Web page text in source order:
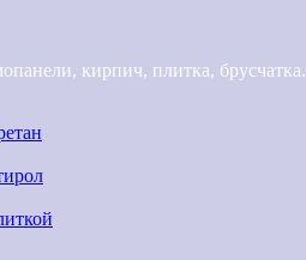
кирпич, плитка, брусчатка.